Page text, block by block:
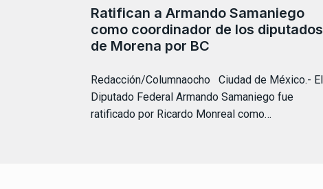
Ratifican a Armando Samaniego
como coordinador de los diputados
de Morena por BC
Redacción/Columnaocho Ciudad de México.- El
Diputado Federal Armando Samaniego fue
ratificado por Ricardo Monreal como…